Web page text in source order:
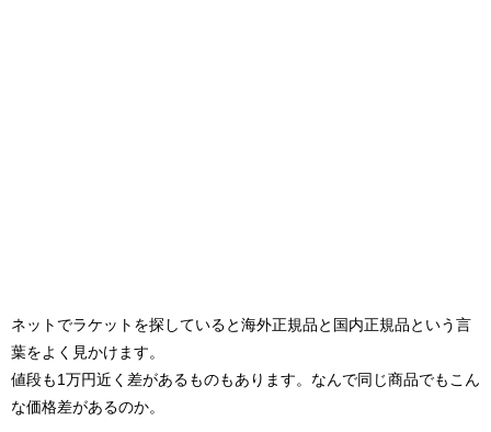
ネットでラケットを探していると海外正規品と国内正規品という言
葉をよく見かけます。
値段も1万円近く差があるものもあります。なんで同じ商品でもこん
な価格差があるのか。